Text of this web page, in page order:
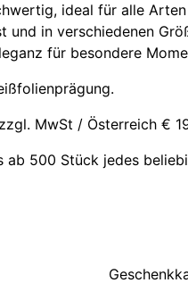
ideal für alle
und in verschiedenen
für besondere
MwSt / Österreich €
500 Stück jedes